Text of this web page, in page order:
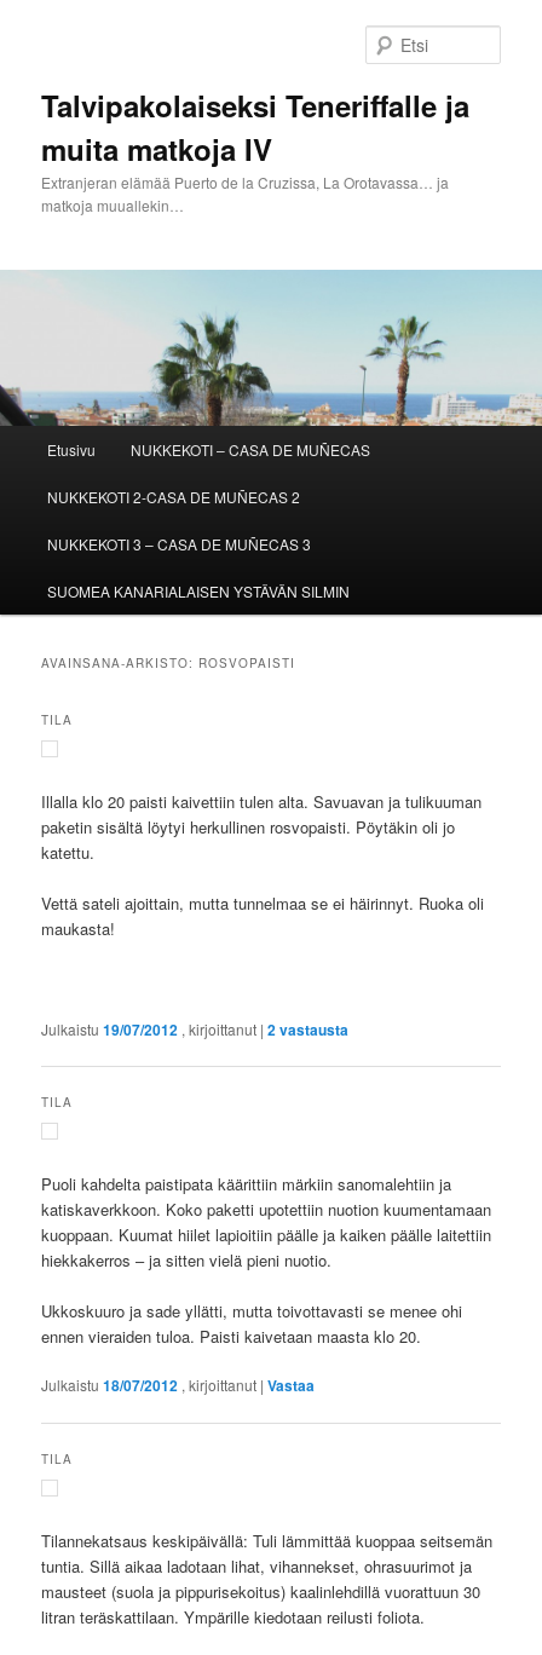
Talvipakolaiseksi Teneriffalle ja
muita matkoja IV
Extranjeran elämää Puerto de la Cruzissa, La Orotavassa… ja
matkoja muuallekin…
Etusivu NUKKEKOTI – CASA DE MUÑECAS
NUKKEKOTI 2-CASA DE MUÑECAS 2
NUKKEKOTI 3 – CASA DE MUÑECAS 3
SUOMEA KANARIALAISEN YSTÄVÄN SILMIN
AVAINSANA-ARKISTO: ROSVOPAISTI
TILA
Illalla klo 20 paisti kaivettiin tulen alta. Savuavan ja tulikuuman
paketin sisältä löytyi herkullinen rosvopaisti. Pöytäkin oli jo
katettu.
Vettä sateli ajoittain, mutta tunnelmaa se ei häirinnyt. Ruoka oli
maukasta!
Julkaistu19/07/2012 , kirjoittanut |2vastausta
TILA
Puoli kahdelta paistipata käärittiin märkiin sanomalehtiin ja
katiskaverkkoon. Koko paketti upotettiin nuotion kuumentamaan
kuoppaan. Kuumat hiilet lapioitiin päälle ja kaiken päälle laitettiin
hiekkakerros – ja sitten vielä pieni nuotio.
Ukkoskuuro ja sade yllätti, mutta toivottavasti se menee ohi
ennen vieraiden tuloa. Paisti kaivetaan maasta klo 20.
Julkaistu18/07/2012 , kirjoittanut |Vastaa
TILA
Tilannekatsaus keskipäivällä: Tuli lämmittää kuoppaa seitsemän
tuntia. Sillä aikaa ladotaan lihat, vihannekset, ohrasuurimot ja
mausteet (suola ja pippurisekoitus) kaalinlehdillä vuorattuun 30
litran teräskattilaan. Ympärille kiedotaan reilusti foliota.